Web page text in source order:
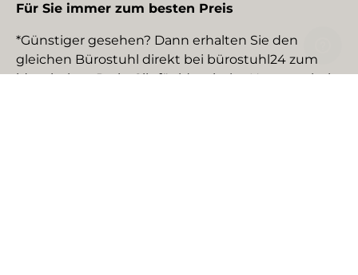
Für Sie immer zum besten Preis
*Günstiger gesehen? Dann erhalten Sie den
gleichen Bürostuhl direkt bei bürostuhl24 zum
identischen Preis. Gilt für identische Neuware bei